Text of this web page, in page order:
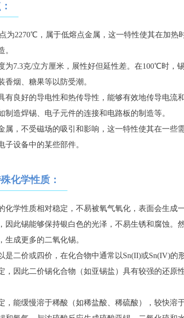
为2270℃，属于低熔点金属，这一特性使其在加热
。
为7.3克/立方厘米，展性好但延性差。在100℃时，
香烟、糖果等以防受潮。
有良好的导电性和热传导性，能够有效地传导电流
制造焊锡、电子元件的连接和电路板的制造等。
属，不受磁场的吸引和影响，这一特性使其在一些
子设备中的某些部件。
化学性质：
化学性质相对稳定，不易被氧气氧化，表面会生成
因此锡能够保持银白色的光泽，不易生锈和腐蚀。
生成更多的二氧化锡。
是二价或四价，在化合物中通常以Sn(II)或Sn(IV)的
，因此二价锡化合物（如亚锡盐）具有较强的还原
，能缓慢溶于稀酸（如稀盐酸、稀硫酸），较快溶